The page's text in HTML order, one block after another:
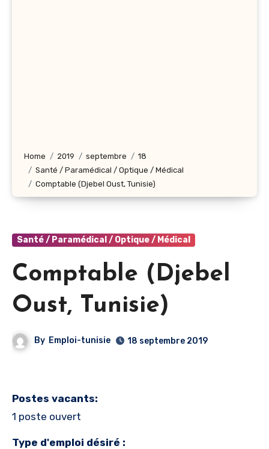
Home 2019 septembre
18
Santé / Paramédical / Optique / Médical
Comptable (Djebel Oust, Tunisie)
Santé / Paramédical / Optique / Médical
Comptable (Djebel
Oust, Tunisie)
By Emploi-tunisie 18 septembre 2019
Postes vacants:
1 poste ouvert
Type d'emploi désiré :